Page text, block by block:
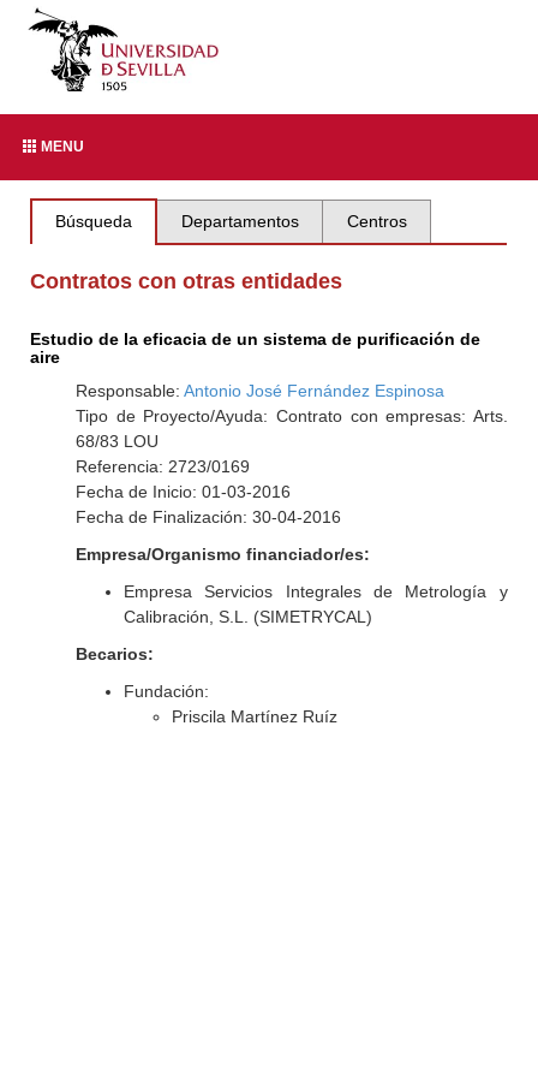
MENU
Búsqueda Departamentos Centros
Contratos con otras entidades
Estudio de la eficacia de un sistema de purificación de
aire
Responsable: Antonio José Fernández Espinosa
Tipo de Proyecto/Ayuda: Contrato con empresas: Arts.
68/83 LOU
Referencia: 2723/0169
Fecha de Inicio: 01-03-2016
Fecha de Finalización: 30-04-2016
Empresa/Organismo financiador/es:
Empresa Servicios Integrales de Metrología y
Calibración, S.L. (SIMETRYCAL)
Becarios:
Fundación:
Priscila Martínez Ruíz